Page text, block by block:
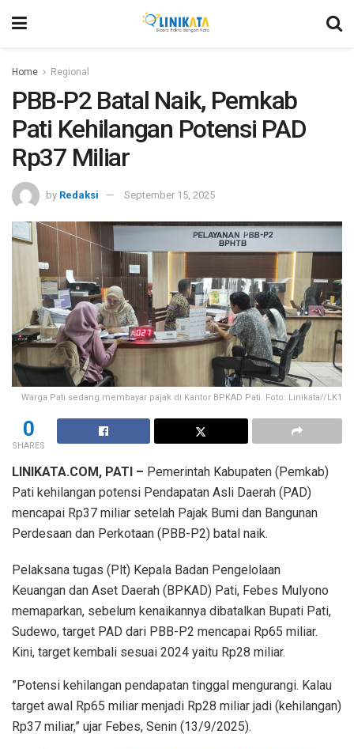
Home Regional
PBB-P2 Batal Naik, Pemkab
Pati Kehilangan Potensi PAD
Rp37 Miliar
by Redaksi September 15, 2025
Warga Pati sedang membayar pajak di Kantor BPKAD Pati. Foto: Linikata//LK1
0
SHARES
LINIKATA.COM, PATI – Pemerintah Kabupaten (Pemkab)
Pati kehilangan potensi Pendapatan Asli Daerah (PAD)
mencapai Rp37 miliar setelah Pajak Bumi dan Bangunan
Perdesaan dan Perkotaan (PBB-P2) batal naik.
Pelaksana tugas (Plt) Kepala Badan Pengelolaan
Keuangan dan Aset Daerah (BPKAD) Pati, Febes Mulyono
memaparkan, sebelum kenaikannya dibatalkan Bupati Pati,
Sudewo, target PAD dari PBB-P2 mencapai Rp65 miliar.
Kini, target kembali sesuai 2024 yaitu Rp28 miliar.
”Potensi kehilangan pendapatan tinggal mengurangi. Kalau
target awal Rp65 miliar menjadi Rp28 miliar jadi (kehilangan)
Rp37 miliar,” ujar Febes, Senin (13/9/2025).